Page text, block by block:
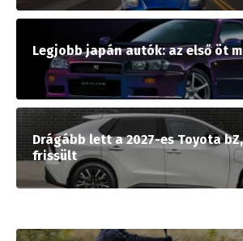
Legjobb japán autók: az első öt
Drágább lett a 2027-es Toyota
frissült